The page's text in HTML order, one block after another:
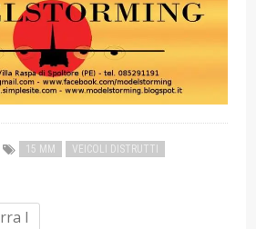
15 MM VEICOLI DISTRUTTI
I